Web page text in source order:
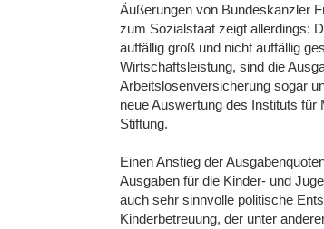
Äußerungen von Bundeskanzler
zum Sozialstaat zeigt allerdings:
auffällig groß und nicht auffällig
Wirtschaftsleistung, sind die
Arbeitslosenversicherung sogar
neue Auswertung des Instituts
Stiftung.
Einen Anstieg der
Ausgaben für die Kinder- und
auch sehr sinnvolle politische
Kinderbetreuung, der unter